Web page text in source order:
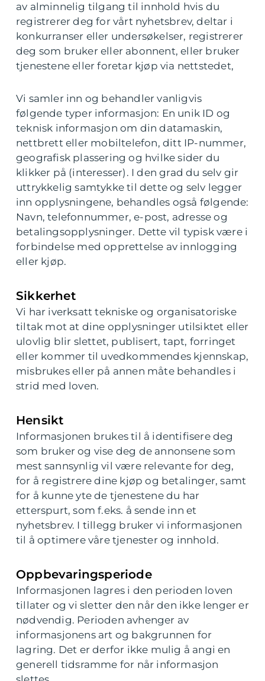
av alminnelig tilgang til innhold hvis du
registrerer deg for vårt nyhetsbrev, deltar i
konkurranser eller undersøkelser, registrerer
deg som bruker eller abonnent, eller bruker
tjenestene eller foretar kjøp via nettstedet,
Vi samler inn og behandler vanligvis
følgende typer informasjon: En unik ID og
teknisk informasjon om din datamaskin,
nettbrett eller mobiltelefon, ditt IP-nummer,
geografisk plassering og hvilke sider du
klikker på (interesser). I den grad du selv gir
uttrykkelig samtykke til dette og selv legger
inn opplysningene, behandles også følgende:
Navn, telefonnummer, e-post, adresse og
betalingsopplysninger. Dette vil typisk være i
forbindelse med opprettelse av innlogging
eller kjøp.
Sikkerhet
Vi har iverksatt tekniske og organisatoriske
tiltak mot at dine opplysninger utilsiktet eller
ulovlig blir slettet, publisert, tapt, forringet
eller kommer til uvedkommendes kjennskap,
misbrukes eller på annen måte behandles i
strid med loven.
Hensikt
Informasjonen brukes til å identifisere deg
som bruker og vise deg de annonsene som
mest sannsynlig vil være relevante for deg,
for å registrere dine kjøp og betalinger, samt
for å kunne yte de tjenestene du har
etterspurt, som f.eks. å sende inn et
nyhetsbrev. I tillegg bruker vi informasjonen
til å optimere våre tjenester og innhold.
Oppbevaringsperiode
Informasjonen lagres i den perioden loven
tillater og vi sletter den når den ikke lenger er
nødvendig. Perioden avhenger av
informasjonens art og bakgrunnen for
lagring. Det er derfor ikke mulig å angi en
generell tidsramme for når informasjon